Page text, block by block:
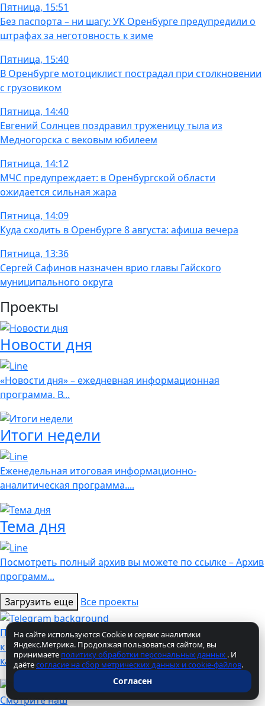
Пятница, 15:51
Без паспорта – ни шагу: УК Оренбурге предупредили о
штрафах за неготовность к зиме
Пятница, 15:40
В Оренбурге мотоциклист пострадал при столкновении
с грузовиком
Пятница, 14:40
Евгений Солнцев поздравил труженицу тыла из
Медногорска с вековым юбилеем
Пятница, 14:12
МЧС предупреждает: в Оренбургской области
ожидается сильная жара
Пятница, 14:09
Куда сходить в Оренбурге 8 августа: афиша вечера
Пятница, 13:36
Сергей Сафинов назначен врио главы Гайского
муниципального округа
Проекты
Новости дня
«Новости дня» – ежедневная информационная
программа. В...
Итоги недели
Еженедельная итоговая информационно-
аналитическая программа....
Тема дня
Посмотреть полный архив вы можете по ссылке – Архив
программ...
Загрузить еще Все проекты
Присоединяйтесь
к нашему телеграм
каналу
Смотрите наш
На сайте используются Cookie и сервис аналитики
Яндекс.Метрика. Продолжая пользоваться сайтом, вы
принимаете политику обработки персональных данных . И
даётесогласие на сбор метрических данных и cookie-файлов.
Согласен